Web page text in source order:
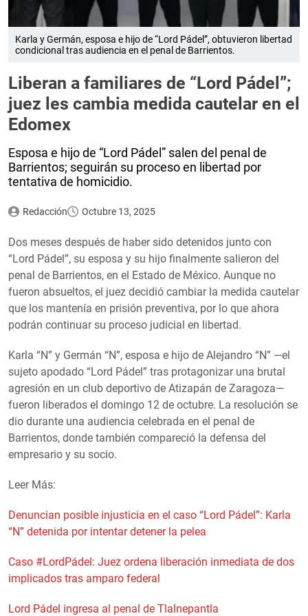
Karla y Germán, esposa e hijo de “Lord Pádel”, obtuvieron libertad
condicional tras audiencia en el penal de Barrientos.
Liberan a familiares de “Lord Pádel”;
juez les cambia medida cautelar en el
Edomex
Esposa e hijo de “Lord Pádel” salen del penal de
Barrientos; seguirán su proceso en libertad por
tentativa de homicidio.
Redacción Octubre 13, 2025
Dos meses después de haber sido detenidos junto con
“Lord Pádel”, su esposa y su hijo finalmente salieron del
penal de Barrientos, en el Estado de México. Aunque no
fueron absueltos, el juez decidió cambiar la medida cautelar
que los mantenía en prisión preventiva, por lo que ahora
podrán continuar su proceso judicial en libertad.
Karla “N” y Germán “N”, esposa e hijo de Alejandro “N” —el
sujeto apodado “Lord Pádel” tras protagonizar una brutal
agresión en un club deportivo de Atizapán de Zaragoza—
fueron liberados el domingo 12 de octubre. La resolución se
dio durante una audiencia celebrada en el penal de
Barrientos, donde también compareció la defensa del
empresario y su socio.
Leer Más:
Denuncian posible injusticia en el caso “Lord Pádel”: Karla
“N” detenida por intentar detener la pelea
Caso #LordPádel: Juez ordena liberación inmediata de dos
implicados tras amparo federal
Lord Pádel ingresa al penal de Tlalnepantla